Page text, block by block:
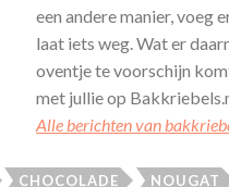
een andere manier, voeg
laat iets weg. Wat er
oventje te voorschijn
met jullie op
Alle berichten van
CHOCOLADE NOUGAT